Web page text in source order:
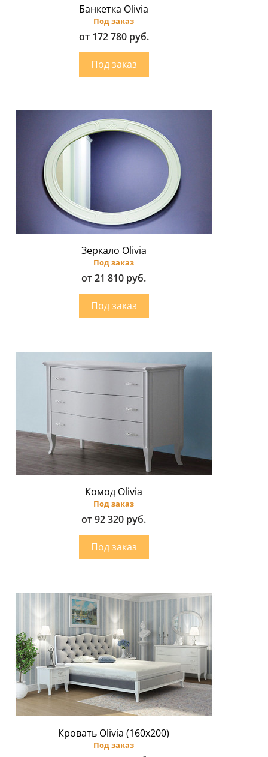
Банкетка Olivia
Под заказ
от 172 780 руб.
Зеркало Olivia
Под заказ
от 21 810 руб.
Комод Olivia
Под заказ
от 92 320 руб.
Кровать Olivia (160х200)
Под заказ